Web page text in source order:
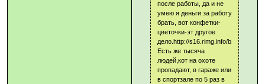
после работы, да и не
умею я деньги за работу
брать, вот конфетки-
цветочки-эт другое
дело.http://s16.rimg.info/
Есть же тысяча
людей,кот на охоте
пропадают, в гараже или
в спортзале по 5 раз в